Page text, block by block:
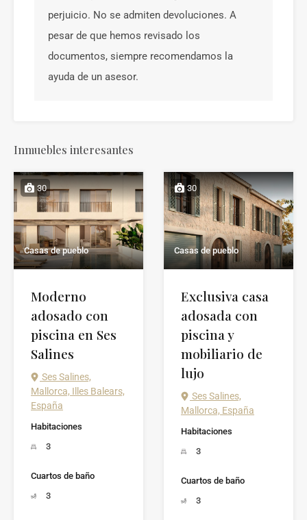
perjuicio. No se admiten devoluciones. A
pesar de que hemos revisado los
documentos, siempre recomendamos la
ayuda de un asesor.
Inmuebles interesantes
30
Casas de pueblo
Moderno
adosado con
piscina en Ses
Salines
Ses Salines,
Mallorca, Illes Balears,
España
Habitaciones
3
Cuartos de baño
3
30
Casas de pueblo
Exclusiva casa
adosada con
piscina y
mobiliario de
lujo
Ses Salines,
Mallorca, España
Habitaciones
3
Cuartos de baño
3